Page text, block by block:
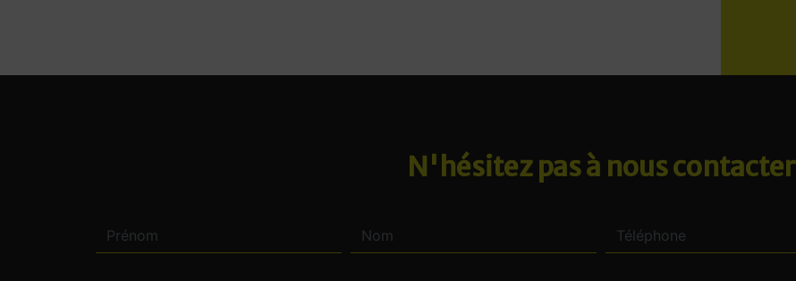
N'hésitez pas à nous contacter